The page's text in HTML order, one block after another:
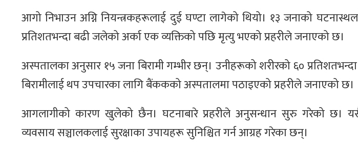
आगो निभाउन अग्नि नियन्त्रकहरूलाई दुई घण्टा लागेको थियो। १३ जनाको
प्रतिशतभन्दा बढी जलेको अर्का एक व्यक्तिको पछि मृत्यु भएको प्रहरीले जनाएको छ।
अस्पतालका अनुसार १५ जना बिरामी गम्भीर छन्। उनीहरूको शरीरको ६०
बिरामीलाई थप उपचारका लागि बैंककको अस्पतालमा पठाइएको प्रहरीले जनाएको छ।
आगलागीको कारण खुलेको छैन। घटनाबारे प्रहरीले अनुसन्धान सुरु गरेको छ।
व्यवसाय सञ्चालकलाई सुरक्षाका उपायहरू सुनिश्चित गर्न आग्रह गरेका छन्।